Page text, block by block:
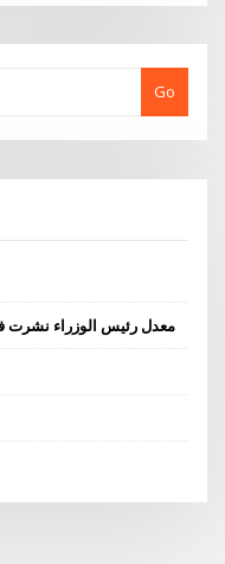
Go
معدل رئيس الوزراء نشرت